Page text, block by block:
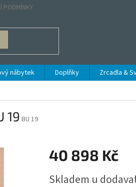
PODMÍNKY
nábytek Doplňky Zrcadla &
19 BU 19
40 898 Kč
cena:
Skladem u